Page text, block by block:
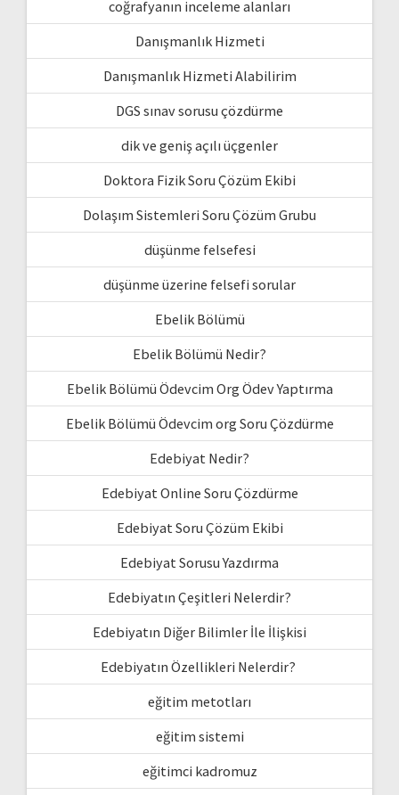
coğrafyanın inceleme alanları
Danışmanlık Hizmeti
Danışmanlık Hizmeti Alabilirim
DGS sınav sorusu çözdürme
dik ve geniş açılı üçgenler
Doktora Fizik Soru Çözüm Ekibi
Dolaşım Sistemleri Soru Çözüm Grubu
düşünme felsefesi
düşünme üzerine felsefi sorular
Ebelik Bölümü
Ebelik Bölümü Nedir?
Ebelik Bölümü Ödevcim Org Ödev Yaptırma
Ebelik Bölümü Ödevcim org Soru Çözdürme
Edebiyat Nedir?
Edebiyat Online Soru Çözdürme
Edebiyat Soru Çözüm Ekibi
Edebiyat Sorusu Yazdırma
Edebiyatın Çeşitleri Nelerdir?
Edebiyatın Diğer Bilimler İle İlişkisi
Edebiyatın Özellikleri Nelerdir?
eğitim metotları
eğitim sistemi
eğitimci kadromuz